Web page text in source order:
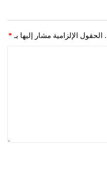
الحقول الإلزامية مشار إليها بـ *